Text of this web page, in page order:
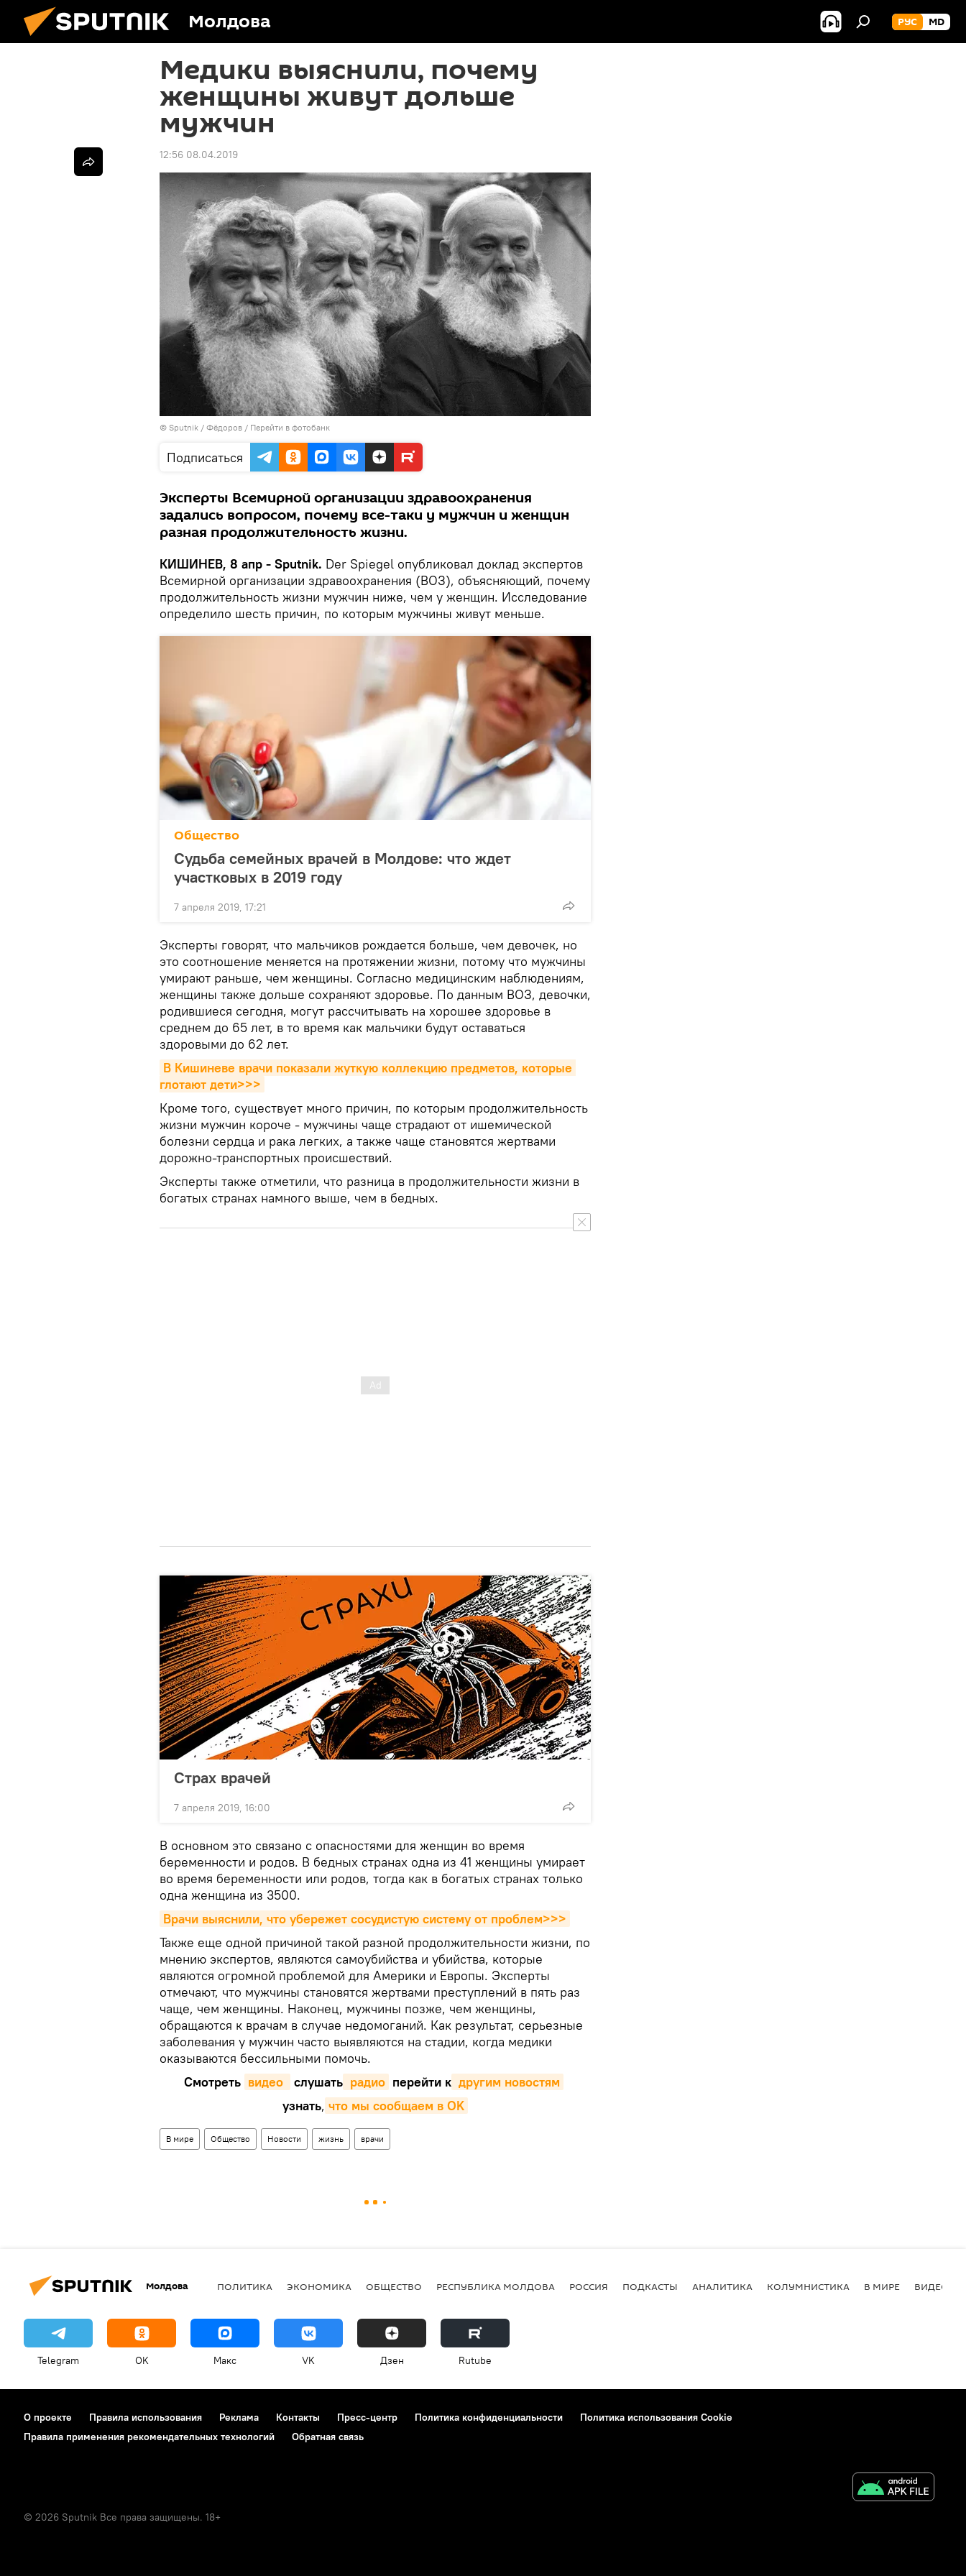
Молдова РУС MD
Медики выяснили, почему
женщины живут дольше
мужчин
12:56 08.04.2019
© Sputnik / Фёдоров / Перейти в фотобанк
Подписаться
Эксперты Всемирной организации здравоохранения
задались вопросом, почему все-таки у мужчин и женщин
разная продолжительность жизни.
КИШИНЕВ, 8 апр - Sputnik. Der Spiegel опубликовал доклад экспертов
Всемирной организации здравоохранения (ВОЗ), объясняющий, почему
продолжительность жизни мужчин ниже, чем у женщин. Исследование
определило шесть причин, по которым мужчины живут меньше.
Общество
Судьба семейных врачей в Молдове: что ждет
участковых в 2019 году
7 апреля 2019, 17:21
Эксперты говорят, что мальчиков рождается больше, чем девочек, но
это соотношение меняется на протяжении жизни, потому что мужчины
умирают раньше, чем женщины. Согласно медицинским наблюдениям,
женщины также дольше сохраняют здоровье. По данным ВОЗ, девочки,
родившиеся сегодня, могут рассчитывать на хорошее здоровье в
среднем до 65 лет, в то время как мальчики будут оставаться
здоровыми до 62 лет.
В Кишиневе врачи показали жуткую коллекцию предметов, которые
глотают дети>>>
Кроме того, существует много причин, по которым продолжительность
жизни мужчин короче - мужчины чаще страдают от ишемической
болезни сердца и рака легких, а также чаще становятся жертвами
дорожно-транспортных происшествий.
Эксперты также отметили, что разница в продолжительности жизни в
богатых странах намного выше, чем в бедных.
Страх врачей
7 апреля 2019, 16:00
В основном это связано с опасностями для женщин во время
беременности и родов. В бедных странах одна из 41 женщины умирает
во время беременности или родов, тогда как в богатых странах только
одна женщина из 3500.
Врачи выяснили, что убережет сосудистую систему от проблем>>>
Также еще одной причиной такой разной продолжительности жизни, по
мнению экспертов, являются самоубийства и убийства, которые
являются огромной проблемой для Америки и Европы. Эксперты
отмечают, что мужчины становятся жертвами преступлений в пять раз
чаще, чем женщины. Наконец, мужчины позже, чем женщины,
обращаются к врачам в случае недомоганий. Как результат, серьезные
заболевания у мужчин часто выявляются на стадии, когда медики
оказываются бессильными помочь.
Смотреть видео слушать радио перейти к другим новостям
узнать, что мы сообщаем в OK
В мире Общество Новости жизнь врачи
Молдова ПОЛИТИКА ЭКОНОМИКА ОБЩЕСТВО РЕСПУБЛИКА МОЛДОВА РОССИЯ ПОДКАСТЫ АНАЛИТИКА КОЛУМНИСТИКА В МИРЕ ВИДЕО
Telegram OK Макс VK Дзен Rutube
О проекте Правила использования Реклама Контакты Пресс-центр Политика конфиденциальности
Политика использования Cookie
Правила применения рекомендательных технологий
Обратная связь
© 2026 Sputnik Все права защищены. 18+